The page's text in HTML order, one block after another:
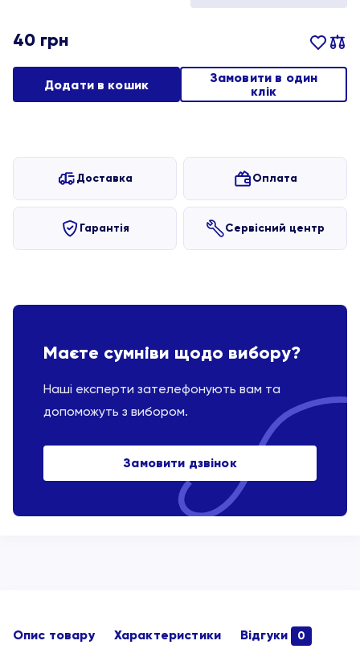
40 грн
Додати в кошик
Замовити в один
клік
Доставка Оплата
Гарантія Сервісний центр
Маєте сумніви щодо вибору?
Наші експерти зателефонують вам та
допоможуть з вибором.
Замовити дзвінок
Опис товару Характеристики Відгуки 0